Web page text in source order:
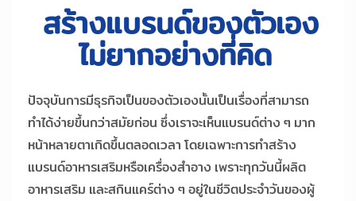
สร้างแบรนด์ของตัวเอง
ไม่ยากอย่างที่คิด
ปัจจุบันการมีธุรกิจเป็นของตัวเองนั้นเป็นเรื่องที่สามารถ
ทำได้ง่ายขึ้นกว่าสมัยก่อน ซึ่งเราจะเห็นแบรนด์ต่าง ๆ มาก
หน้าหลายตาเกิดขึ้นตลอดเวลา โดยเฉพาะการทำสร้าง
แบรนด์อาหารเสริมหรือเครื่องสำอาง เพราะทุกวันนี้ผลิต
อาหารเสริม และสกินแคร์ต่าง ๆ อยู่ในชีวิตประจำวันของผู้